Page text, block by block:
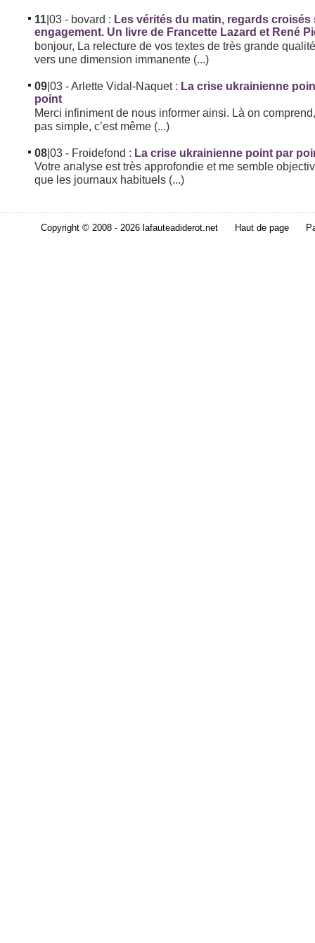
11|03 - bovard : Les vérités du matin, regards croisés
engagement. Un livre de Francette Lazard et René
bonjour, La relecture de vos textes de très grande
vers une dimension immanente (...)
09|03 - Arlette Vidal-Naquet : La crise ukrainienne
point
Merci infiniment de nous informer ainsi. Là on
pas simple, c’est même (...)
08|03 - Froidefond : La crise ukrainienne point par
Votre analyse est très approfondie et me semble
que les journaux habituels (...)
Copyright © 2008 - 2026 lafauteadiderot.net Haut de page